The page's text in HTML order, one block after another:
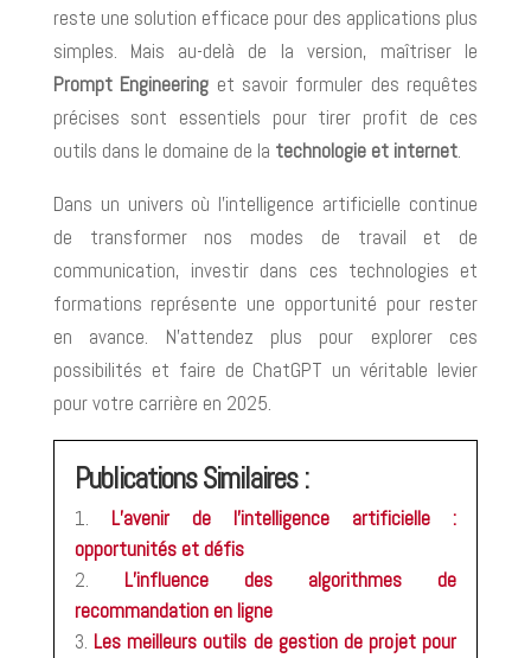
reste une solution efficace pour des applications plus
simples. Mais au-delà de la version, maîtriser le
Prompt Engineering et savoir formuler des requêtes
précises sont essentiels pour tirer profit de ces
outils dans le domaine de la technologie et internet.
Dans un univers où l’intelligence artificielle continue
de transformer nos modes de travail et de
communication, investir dans ces technologies et
formations représente une opportunité pour rester
en avance. N’attendez plus pour explorer ces
possibilités et faire de ChatGPT un véritable levier
pour votre carrière en 2025.
Publications Similaires :
L’avenir de l’intelligence artificielle :
opportunités et défis
L’influence des algorithmes de
recommandation en ligne
Les meilleurs outils de gestion de projet pour